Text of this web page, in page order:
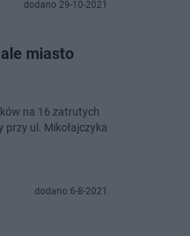
dodano 29-10-2021
miasto
na 16 zatrutych
przy ul. Mikołajczyka
dodano 6-8-2021